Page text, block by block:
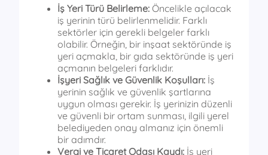
İş Yeri Türü Belirleme: Öncelikle açılacak
iş yerinin türü belirlenmelidir. Farklı
sektörler için gerekli belgeler farklı
olabilir. Örneğin, bir inşaat sektöründe iş
yeri açmakla, bir gıda sektöründe iş yeri
açmanın belgeleri farklıdır.
İşyeri Sağlık ve Güvenlik Koşulları: İş
yerinin sağlık ve güvenlik şartlarına
uygun olması gerekir. İş yerinizin düzenli
ve güvenli bir ortam sunması, ilgili yerel
belediyeden onay almanız için önemli
bir adımdır.
Vergi ve Ticaret Odası Kaydı: İş yeri